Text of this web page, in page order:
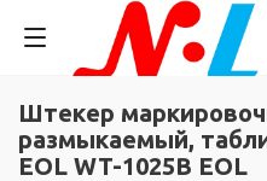
Штекер
размыкаемый,
EOL WT-1025B EOL